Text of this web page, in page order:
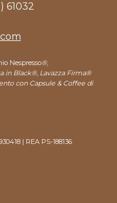
61032
Nespresso®,
in Black®, Lavazza Firma®
con Capsule & Coffee di
| REA PS-188136